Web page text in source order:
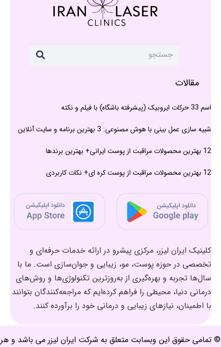
مقالات
اسم 33 حرکات ایروبیک (پیشرفته باشگاه) با فیلم و نکته
شبیه سازی عمل بینی با هوش مصنوعی: 3 بهترین برنامه و سایت آنلاین
12 بهترین محصولات مراقبت از پوست ایرانی+ بهترین برندها
12 بهترین محصولات مراقبت از پوست کره ای+ نکات کاربردی
کلینیک ایران لیزر، مرکزی پیشرو در ارائه خدمات حرفه‌ای و
تخصصی در حوزه پوست، مو، زیبایی و جوان‌سازی است. ما با
سال‌ها تجربه و بهره‌گیری از به‌روزترین تکنولوژی‌ها و روش‌های
درمانی دنیا، محیطی را فراهم کرده‌ایم که مراجعه‌کنندگان بتوانند
با اطمینان، نیازهای زیبایی و درمانی خود را برآورده کنند.
© تمامی حقوق این وبسابت متعلق به شرکت ایران لیزر می باشد و هر